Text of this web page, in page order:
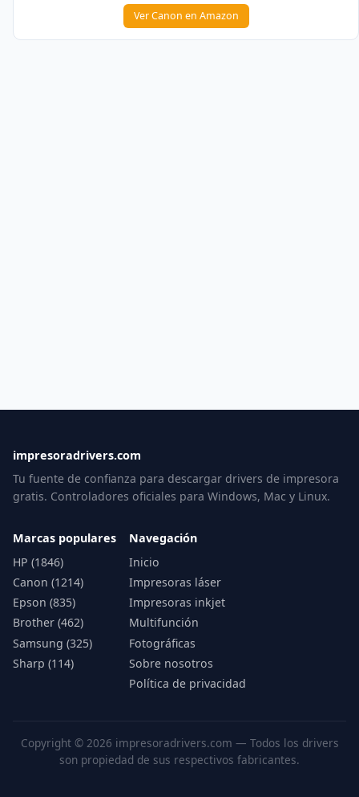
Ver Canon en Amazon
impresoradrivers.com
Tu fuente de confianza para descargar drivers de impresora
gratis. Controladores oficiales para Windows, Mac y Linux.
Marcas populares
HP (1846)
Canon (1214)
Epson (835)
Brother (462)
Samsung (325)
Sharp (114)
Navegación
Inicio
Impresoras láser
Impresoras inkjet
Multifunción
Fotográficas
Sobre nosotros
Política de privacidad
Copyright © 2026 impresoradrivers.com — Todos los drivers
son propiedad de sus respectivos fabricantes.